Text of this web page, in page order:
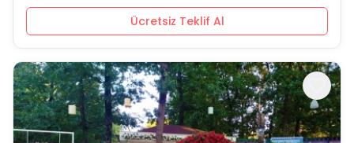
Ücretsiz Teklif Al